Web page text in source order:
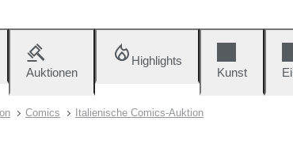
Auktionen
Highlights
Kunst
Comics Italienische Comics-Auktion